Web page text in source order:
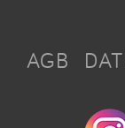
AGB